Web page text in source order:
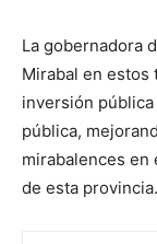
La gobernadora
Mirabal en estos
inversión
pública,
mirabalences en
de esta provincia.